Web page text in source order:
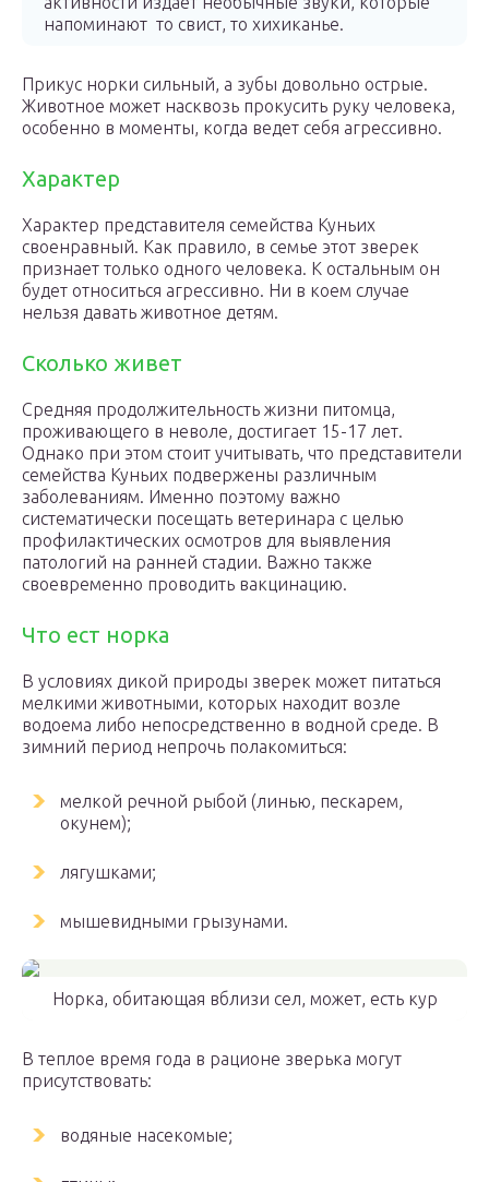
напоминают то свист, то хихиканье.
Прикус норки сильный, а зубы довольно острые.
Животное может насквозь прокусить руку человека,
особенно в моменты, когда ведет себя агрессивно.
Характер
Характер представителя семейства Куньих
своенравный. Как правило, в семье этот зверек
признает только одного человека. К остальным он
будет относиться агрессивно. Ни в коем случае
нельзя давать животное детям.
Сколько живет
Средняя продолжительность жизни питомца,
проживающего в неволе, достигает 15-17 лет.
Однако при этом стоит учитывать, что представители
семейства Куньих подвержены различным
заболеваниям. Именно поэтому важно
систематически посещать ветеринара с целью
профилактических осмотров для выявления
патологий на ранней стадии. Важно также
своевременно проводить вакцинацию.
Что ест норка
В условиях дикой природы зверек может питаться
мелкими животными, которых находит возле
водоема либо непосредственно в водной среде. В
зимний период непрочь полакомиться:
мелкой речной рыбой (линью, пескарем,
окунем);
лягушками;
мышевидными грызунами.
Норка, обитающая вблизи сел, может, есть кур
В теплое время года в рационе зверька могут
присутствовать:
водяные насекомые;